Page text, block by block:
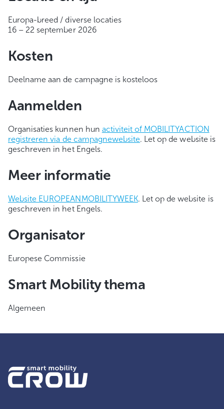
Europa-breed / diverse locaties
16 – 22 september 2026
Kosten
Deelname aan de campagne is kosteloos
Aanmelden
Organisaties kunnen hun activiteit of MOBILITYACTION
registreren via de campagnewebsite. Let op de website is
geschreven in het Engels.
Meer informatie
Website EUROPEANMOBILITYWEEK. Let op de website is
geschreven in het Engels.
Organisator
Europese Commissie
Smart Mobility thema
Algemeen